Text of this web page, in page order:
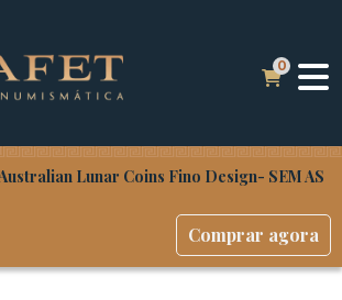
Lunar Coins Fino Design- SEM AS
Comprar agora